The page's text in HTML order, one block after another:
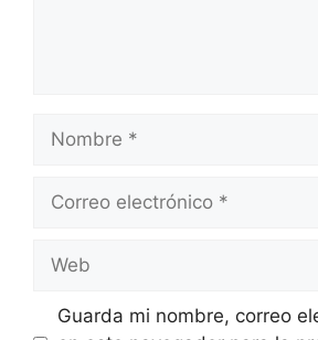
electrónico
Guarda mi nombre, correo